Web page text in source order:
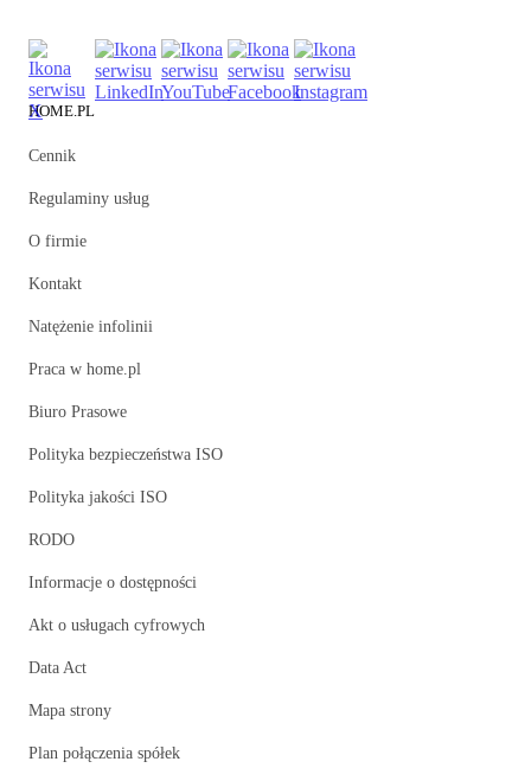
HOME.PL
Cennik
Regulaminy usług
O firmie
Kontakt
Natężenie infolinii
Praca w home.pl
Biuro Prasowe
Polityka bezpieczeństwa ISO
Polityka jakości ISO
RODO
Informacje o dostępności
Akt o usługach cyfrowych
Data Act
Mapa strony
Plan połączenia spółek